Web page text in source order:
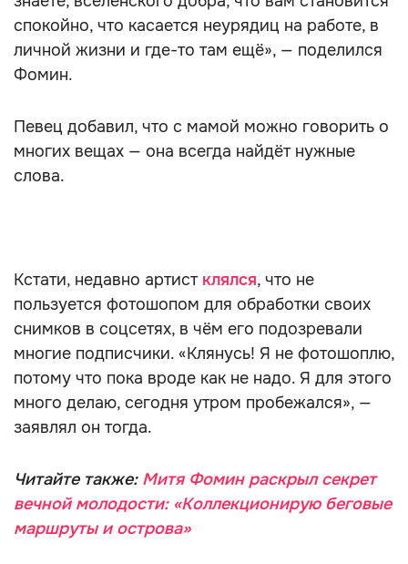
спокойно, что касается неурядиц на работе, в
личной жизни и где-то там ещё», — поделился
Фомин.
Певец добавил, что с мамой можно говорить о
многих вещах — она всегда найдёт нужные
слова.
Кстати, недавно артист клялся, что не
пользуется фотошопом для обработки своих
снимков в соцсетях, в чём его подозревали
многие подписчики. «Клянусь! Я не фотошоплю,
потому что пока вроде как не надо. Я для этого
много делаю, сегодня утром пробежался», —
заявлял он тогда.
Читайте также: Митя Фомин раскрыл секрет
вечной молодости: «Коллекционирую беговые
маршруты и острова»